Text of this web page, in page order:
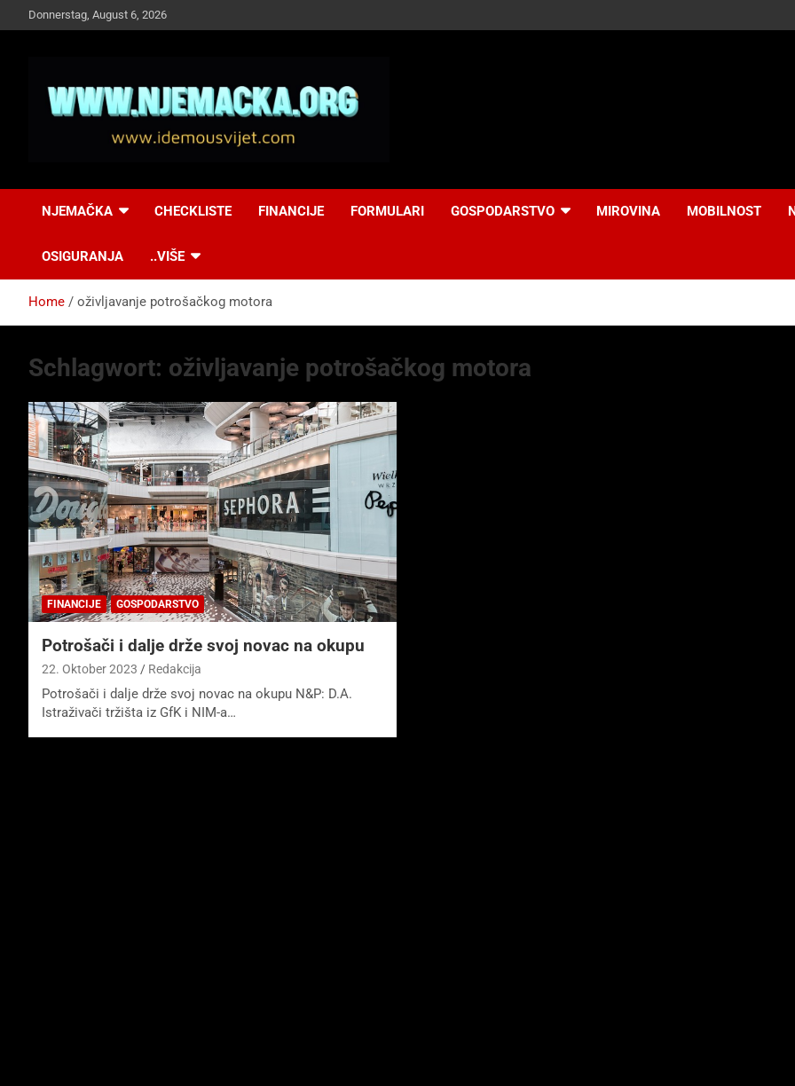
to
Donnerstag, August 6, 2026
Idemo u Svijet-
NJEMAČKA CHECKLISTE FINANCIJE FORMULARI GOSPODARSTVO MIROVINA MOBILNOST
OSIGURANJA ..VIŠE
Home oživljavanje potrošačkog motora
Schlagwort: oživljavanje potrošačkog motora
FINANCIJE GOSPODARSTVO
Potrošači i dalje drže svoj novac na okupu
22. Oktober 2023 Redakcija
Potrošači i dalje drže svoj novac na okupu N&P: D.A.
Istraživači tržišta iz GfK i NIM-a…